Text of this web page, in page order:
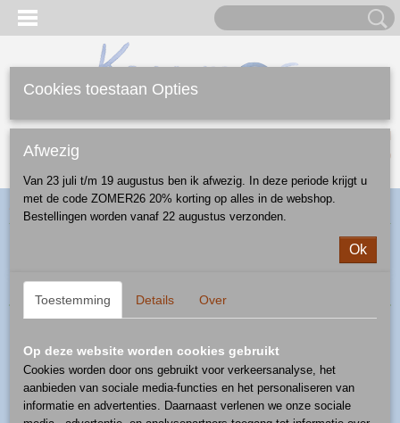
(0)
Home >Webshop>Mokken> mok 0,15 l
Cookies toestaan Opties
Afwezig
Van 23 juli t/m 19 augustus ben ik afwezig. In deze periode krijgt u
met de code ZOMER26 20% korting op alles in de webshop.
Bestellingen worden vanaf 22 augustus verzonden.
Ok
Toestemming Details Over
Op deze website worden cookies gebruikt
Cookies worden door ons gebruikt voor verkeersanalyse, het
aanbieden van sociale media-functies en het personaliseren van
informatie en advertenties. Daarnaast verlenen we onze sociale